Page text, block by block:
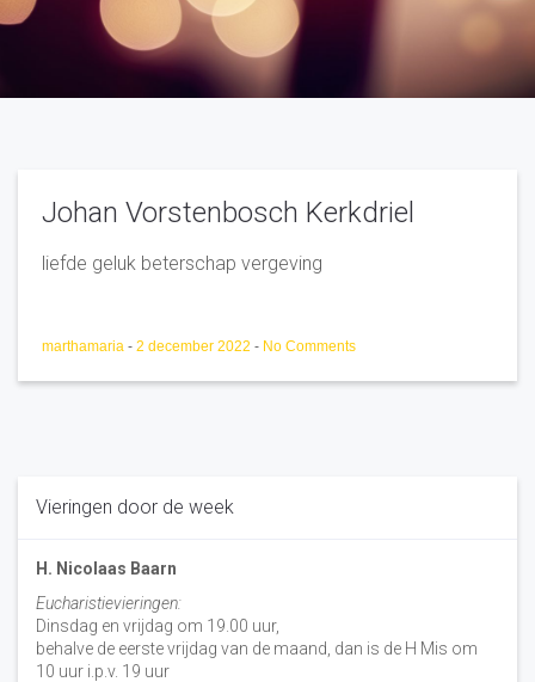
Johan Vorstenbosch Kerkdriel
liefde geluk beterschap vergeving
marthamaria - 2 december 2022 - No Comments
Vieringen door de week
H. Nicolaas Baarn
Eucharistievieringen:
Dinsdag en vrijdag om 19.00 uur,
behalve de eerste vrijdag van de maand, dan is de H Mis om
10 uur i.p.v. 19 uur